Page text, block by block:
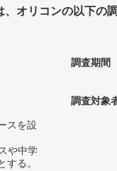
オリコンの以下の
スを設
や中学
る。
調査期間
調査対象